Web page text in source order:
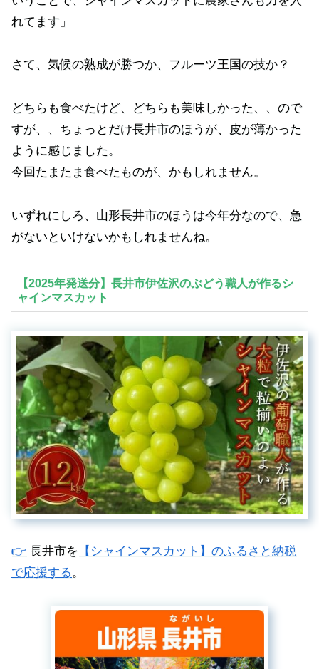
れてます」
さて、気候の熟成が勝つか、フルーツ王国の技か？
どちらも食べたけど、どちらも美味しかった、、ので
すが、、ちょっとだけ長井市のほうが、皮が薄かった
ように感じました。
今回たまたま食べたものが、かもしれません。
いずれにしろ、山形長井市のほうは今年分なので、急
がないといけないかもしれませんね。
【2025年発送分】長井市伊佐沢のぶどう職人が作るシ
ャインマスカット
👉 長井市を 【シャインマスカット】のふるさと納税
で応援する。